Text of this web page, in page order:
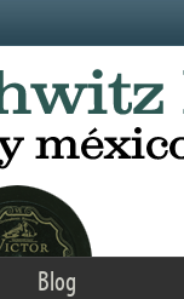
Blog